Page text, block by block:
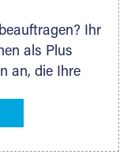
Ihr
als Plus
an, die Ihre
Lieferung von
Partner